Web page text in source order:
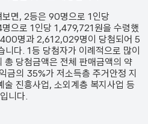
면, 2등은 90명으로 1인당
명으로 1인당 1,479,721원을 수령했
명과 2,612,029명이 당첨되어 5
니다. 1등 당첨자가 이례적으로 많이
총 당첨금액은 전체 판매금액의 약
금의 35%가 저소득층 주거안정 지
술 진흥사업, 소외계층 복지사업 등
니다.